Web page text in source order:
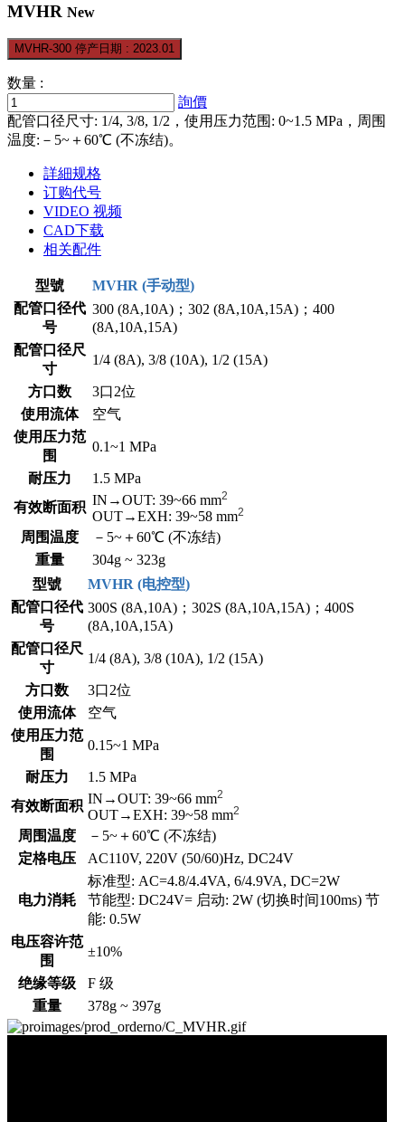
MVHR New
MVHR-300 停产日期 : 2023.01
数量 :
詢價
配管口径尺寸: 1/4, 3/8, 1/2，使用压力范围: 0~1.5 MPa，周围
温度:－5~＋60℃ (不冻结)。
詳細规格
订购代号
VIDEO 视频
CAD下载
相关配件
型號
MVHR (手动型)
配管口径代
号
300 (8A,10A)；302 (8A,10A,15A)；400
(8A,10A,15A)
配管口径尺
寸
1/4 (8A), 3/8 (10A), 1/2 (15A)
方口数
3口2位
使用流体
空气
使用压力范
围
0.1~1 MPa
耐压力
1.5 MPa
有效断面积 IN→OUT: 39~66 mm2
OUT→EXH: 39~58 mm2
周围温度
－5~＋60℃ (不冻结)
重量
304g ~ 323g
型號
MVHR (电控型)
配管口径代
号
300S (8A,10A)；302S (8A,10A,15A)；400S
(8A,10A,15A)
配管口径尺
寸
1/4 (8A), 3/8 (10A), 1/2 (15A)
方口数
3口2位
使用流体
空气
使用压力范
围
0.15~1 MPa
耐压力
1.5 MPa
有效断面积 IN→OUT: 39~66 mm2
OUT→EXH: 39~58 mm2
周围温度
－5~＋60℃ (不冻结)
定格电压
AC110V, 220V (50/60)Hz, DC24V
电力消耗
标准型: AC=4.8/4.4VA, 6/4.9VA, DC=2W
节能型: DC24V= 启动: 2W (切换时间100ms) 节
能: 0.5W
电压容许范
围
±10%
绝缘等级
F 级
重量
378g ~ 397g